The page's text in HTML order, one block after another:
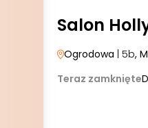
Salon
Ogrodowa | 5b,
Teraz zamknięte